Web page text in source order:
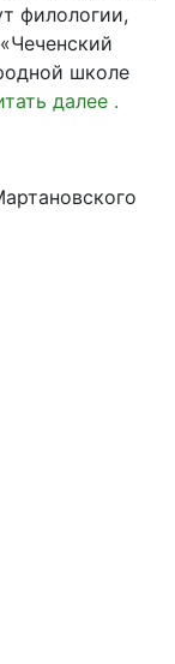
филологии,
школе
далее .